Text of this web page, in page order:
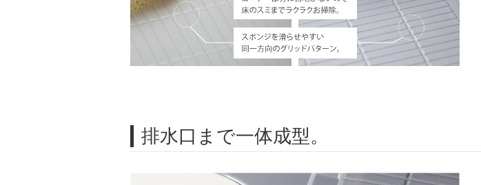
排水口まで一体成型。